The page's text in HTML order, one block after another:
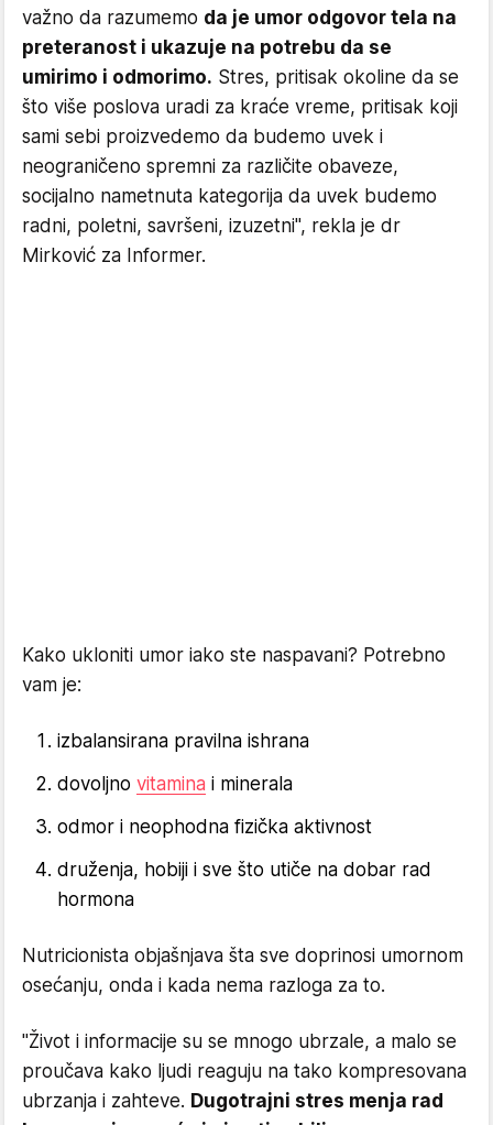
važno da razumemo da je umor odgovor tela na
preteranost i ukazuje na potrebu da se
umirimo i odmorimo. Stres, pritisak okoline da se
što više poslova uradi za kraće vreme, pritisak koji
sami sebi proizvedemo da budemo uvek i
neograničeno spremni za različite obaveze,
socijalno nametnuta kategorija da uvek budemo
radni, poletni, savršeni, izuzetni", rekla je dr
Mirković za Informer.
Kako ukloniti umor iako ste naspavani? Potrebno
vam je:
izbalansirana pravilna ishrana
dovoljno vitamina i minerala
odmor i neophodna fizička aktivnost
druženja, hobiji i sve što utiče na dobar rad
hormona
Nutricionista objašnjava šta sve doprinosi umornom
osećanju, onda i kada nema razloga za to.
"Život i informacije su se mnogo ubrzale, a malo se
proučava kako ljudi reaguju na tako kompresovana
ubrzanja i zahteve. Dugotrajni stres menja rad